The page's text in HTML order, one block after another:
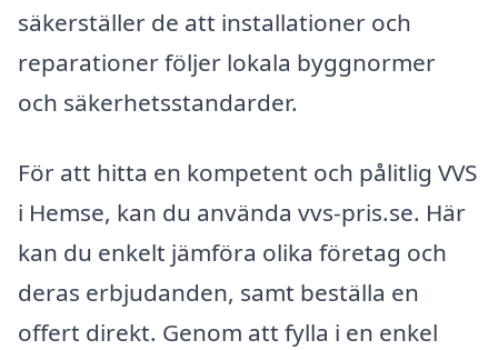
säkerställer de att installationer och
reparationer följer lokala byggnormer
och säkerhetsstandarder.
För att hitta en kompetent och pålitlig VVS
i Hemse, kan du använda vvs-pris.se. Här
kan du enkelt jämföra olika företag och
deras erbjudanden, samt beställa en
offert direkt. Genom att fylla i en enkel